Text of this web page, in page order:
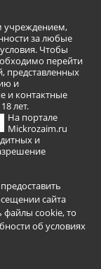
учреждением,
за любые
Чтобы
перейти
представленных
и
и контактные
лет.
На портале
Mickrozaim.ru
и
сайта
файлы cookie, то
об условиях